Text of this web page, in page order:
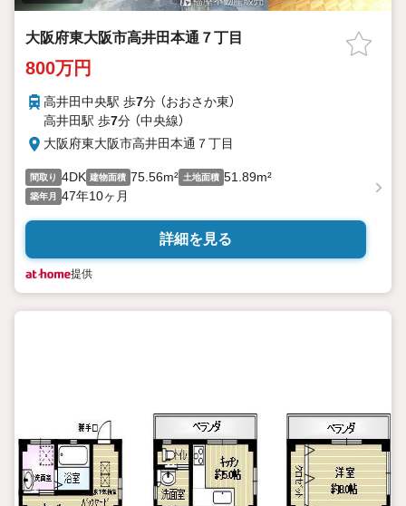
大阪府東大阪市高井田本通７丁目
800万円
高井田中央駅 歩7分 （おおさか東）
高井田駅 歩7分 （中央線）
大阪府東大阪市高井田本通７丁目
間取り 4DK 建物面積 75.56m² 土地面積 51.89m²
築年月 47年10ヶ月
詳細を見る
提供